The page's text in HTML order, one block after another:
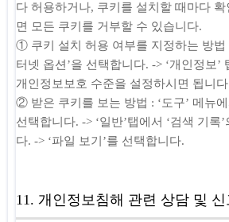
다 허용하거나, 쿠키를 설치할 때마다 확
면 모든 쿠키를 거부할 수 있습니다.
① 쿠키 설치 허용 여부를 지정하는 방법 :
터넷 옵션’을 선택합니다. -> ‘개인정보’
개인정보보호 수준을 설정하시면 됩니
② 받은 쿠키를 보는 방법 : ‘도구’ 메뉴에
선택합니다. -> ‘일반’탭에서 ‘검색 기록’
다. -> ‘파일 보기’를 선택합니다.
11. 개인정보침해 관련 상담 및 신